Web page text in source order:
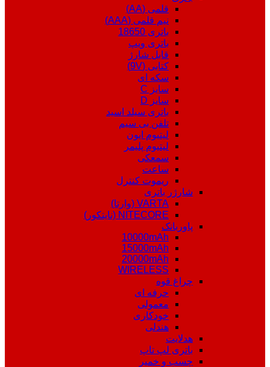
قلمی (AA)
نیم قلمی (AAA)
باتری 18650
باتری ویپ
قابل شارژ
کتابی (9V)
سکه ای
سایز C
سایز D
باتری سیلد اسید
تلفن بی سیم
لیتیوم ایون
لیتیوم پلیمر
سمعکی
ساعت
ریموت کنترل
شارژر باتری
VARTA (وارتا)
NITECORE (نایتکور)
پاوربانک
10000mAh
15000mAh
20000mAh
WIRELESS
چراغ قوه
حرفه ای
معمولی
خودکاری
هندلی
هدلایت
باتری لپ تاپ
چسب و خمیر